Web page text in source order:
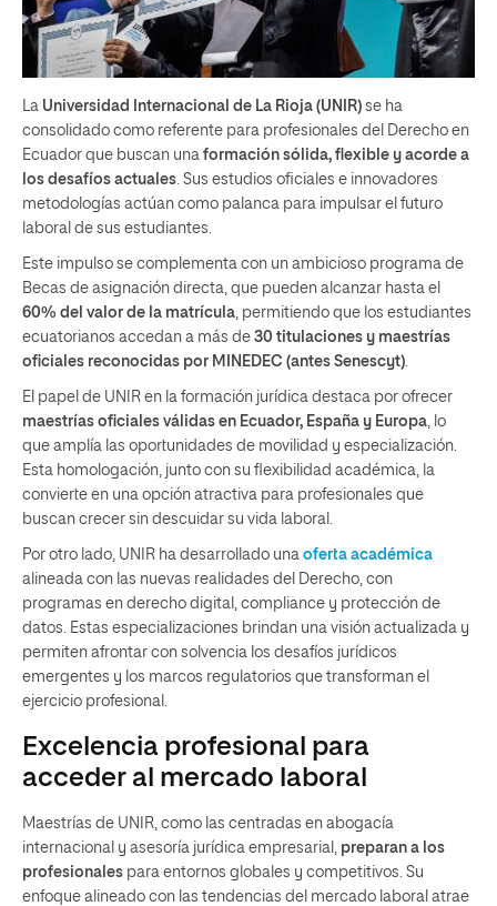
La Universidad Internacional de La Rioja (UNIR) se ha
consolidado como referente para profesionales del Derecho en
Ecuador que buscan una formación sólida, flexible y acorde a
los desafíos actuales . Sus estudios oficiales e innovadores
metodologías actúan como palanca para impulsar el futuro
laboral de sus estudiantes.
Este impulso se complementa con un ambicioso programa de
Becas de asignación directa, que pueden alcanzar hasta el
60% del valor de la matrícula , permitiendo que los estudiantes
ecuatorianos accedan a más de 30 titulaciones y maestrías
oficiales reconocidas por MINEDEC (antes Senescyt)
El papel de UNIR en la formación jurídica destaca por ofrecer
maestrías oficiales válidas en Ecuador, España y Europa , lo
que amplía las oportunidades de movilidad y especialización.
Esta homologación, junto con su flexibilidad académica, la
convierte en una opción atractiva para profesionales que
buscan crecer sin descuidar su vida laboral.
Por otro lado, UNIR ha desarrollado una oferta académica
alineada con las nuevas realidades del Derecho, con
programas en derecho digital, compliance y protección de
datos. Estas especializaciones brindan una visión actualizada y
permiten afrontar con solvencia los desafíos jurídicos
emergentes y los marcos regulatorios que transforman el
ejercicio profesional.
Excelencia profesional para
acceder al mercado laboral
Maestrías de UNIR, como las centradas en abogacía
internacional y asesoría jurídica empresarial, preparan a los
profesionales para entornos globales y competitivos. Su
enfoque alineado con las tendencias del mercado laboral atrae